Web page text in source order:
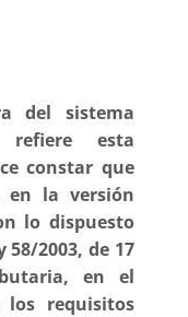
del sistema
esta
constar que
en la versión
lo dispuesto
2003, de 17
en el
los requisitos